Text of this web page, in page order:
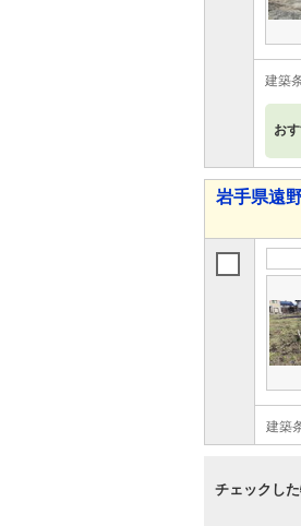
建築
お
岩手県遠
建築
チェックし